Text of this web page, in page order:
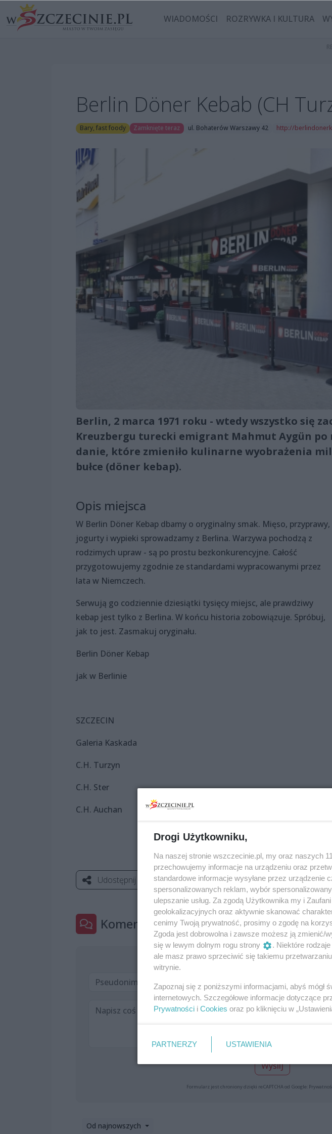
WIADOMOŚCI ROZRYWKA I KULTURA
Berlin Döner Kebab (CH
Bary, fast foody Zamknięte teraz ul. Bohaterów Warszawy 42 http://
Berlin, 2 marca 1971 roku - wtedy wszystko się
Kreuzbergu turecki emigrant Mahmut Aygün po
danie, które zmieniło kulinarne wyobrażenia
bułce (döner kebap).
Opis miejsca
W Berlin Döner Kebap dbamy o oryginalny smak. Mięso, przyprawy,
jogurty i wypieki sprowadzamy z Berlina. Warzywa pochodzą z
rodzimych upraw - są po prostu bezkonkurencyjne. Całość
przygotowujemy zgodnie ze standardami wypracowanymi przez
lata w Niemczech.
Serwują go codziennie dziesiątki tysięcy miejsc, ale prawdziwy
kebap jest tylko z Berlina. W końcu historia zobowiązuje. Spróbuj,
jak to jest. Zasmakuj oryginału.
Berlin Döner Kebap
jak w Berlinie
SZCZECIN
Galeria Kaskada
C.H. Turzyn
C.H. Ster
C.H. Auchan
Udostępnij
Komentarze 4
Dodaj swoją opinię
Wyślij
Formularz jest chroniony dzięki reCAPTCHA od Google:
Od najnowszych
Drogi Użytkowniku,
Na naszej stronie wszczecinie.pl, my oraz naszych
przechowujemy informacje na urządzeniu oraz
standardowe informacje wysyłane przez urządzenie
spersonalizowanych reklam, wybór
ulepszanie usług. Za zgodą Użytkownika my i
geolokalizacyjnych oraz aktywnie skanować
cenimy Twoją prywatność, prosimy o zgodę na
Zgoda jest dobrowolna i zawsze możesz ją
się w lewym dolnym rogu strony
. Niektóre
ale masz prawo sprzeciwić się takiemu
witrynie.
Zapoznaj się z poniższymi informacjami, abyś
internetowych. Szczegółowe informacje dotyczące
Prywatności i Cookies oraz po kliknięciu w
PARTNERZY USTAWIENIA